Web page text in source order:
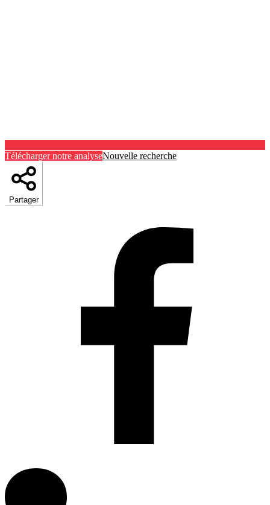
Télécharger notre analyseNouvelle recherche
Partager